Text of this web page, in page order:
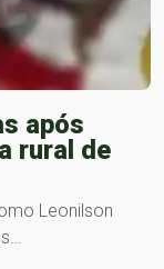
após
rural de
Leonilson